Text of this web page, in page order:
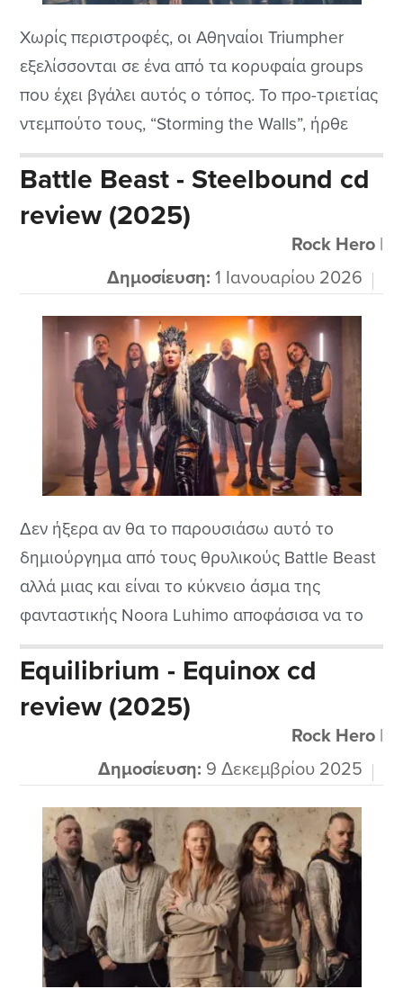
Χωρίς περιστροφές, οι Αθηναίοι Triumpher
εξελίσσονται σε ένα από τα κορυφαία groups
που έχει βγάλει αυτός ο τόπος. Το προ-τριετίας
ντεμπούτο τους, “Storming the Walls”, ήρθε
σχεδόν από το πουθενά και μας ξετίναξε, ενώ
το δεύτερο άλμπουμ τους, “Spirit Invictus”, που
κυκλοφόρησε αρκετά σύντομα (τo 2024), ήταν
επίσης υψηλού επιπέδου, αν και, κατά την
προσωπική...
Battle Beast - Steelbound cd
review (2025)
Rock Hero|
Δημοσίευση: 1 Ιανουαρίου 2026
Δεν ήξερα αν θα το παρουσιάσω αυτό το
δημιούργημα από τους θρυλικούς Battle Beast
αλλά μιας και είναι το κύκνειο άσμα της
φανταστικής Noora Luhimo αποφάσισα να το
κάνω μιας και είναι και καλό και είναι η
τελευταία δουλειά της τραγουδίστριας που με
τον δυναμισμό της κρατούσε την φιλόδοξη
μπάντα ψηλά ακόμα και στις ζωντανές...
Equilibrium - Equinox cd
review (2025)
Rock Hero|
Δημοσίευση: 9 Δεκεμβρίου 2025